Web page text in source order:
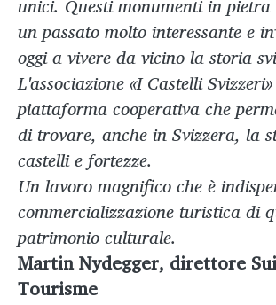
unici. Questi monumenti in
un passato molto interessante e
oggi a vivere da vicino la storia
L'associazione «I Castelli
piattaforma cooperativa che
di trovare, anche in Svizzera, la
castelli e fortezze.
Un lavoro magnifico che è
commercializzazione turistica di
patrimonio culturale.
Martin Nydegger, direttore
Tourisme